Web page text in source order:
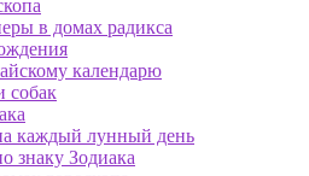
в домах радикса
календарю
собак
каждый лунный день
знаку Зодиака